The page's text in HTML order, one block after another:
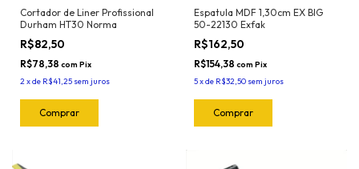
Cortador de Liner Profissional
Durham HT30 Norma
R$82,50
R$78,38 com Pix
2xde R$41,25 sem juros
Espatula MDF 1,30cm EX BIG
50-22130 Exfak
R$162,50
R$154,38 com Pix
5xde R$32,50 sem juros